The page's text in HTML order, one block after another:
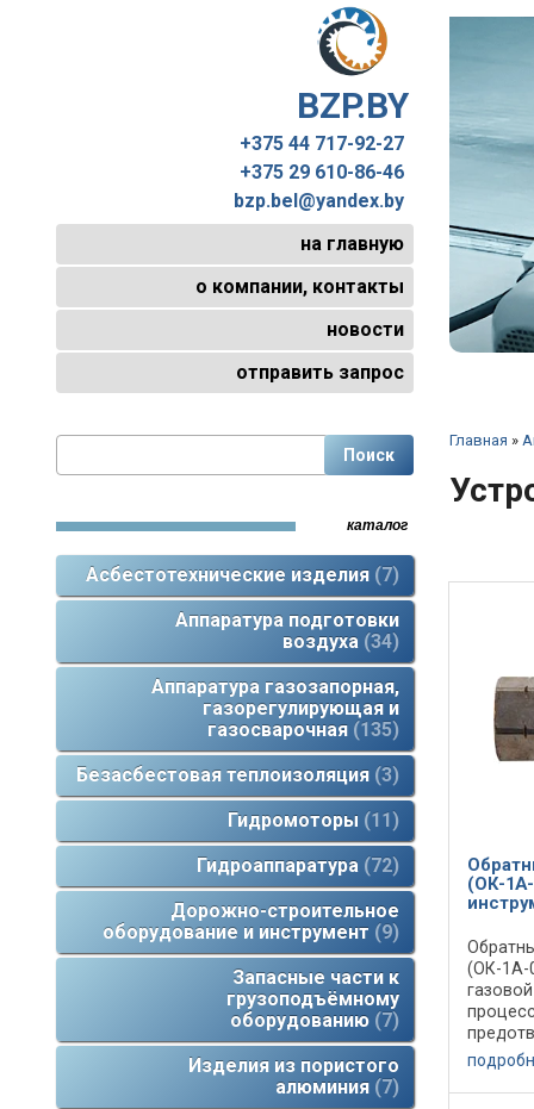
BZP.BY
+375 44 717-92-27
+375 29 610-86-46
bzp.bel@yandex.by
на главную
о компании, контакты
новости
отправить запрос
каталог
Асбестотехнические изделия 7
Аппаратура подготовки
воздуха 34
Аппаратура газозапорная,
газорегулирующая и
газосварочная 135
Безасбестовая теплоизоляция 3
Гидромоторы
11
Гидроаппаратура 72
Дорожно-строительное
оборудование и инструмент
9
Запасные части к
грузоподъёмному
оборудованию 7
Изделия из пористого
алюминия 7
Главная »
(ОК-1А-
(ОК-1А-
(ОК-1А-